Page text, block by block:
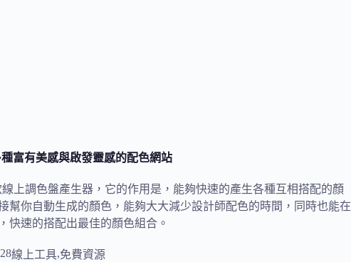
富有美感與啟發靈感的配色網站
上調色盤產生器，它的作用是，能夠快速的產生各種互相搭配的顏
幫你自動生成的顏色，能夠大大減少設計師配色的時間，同時也能在
快速的搭配出最佳的顏色組合。
線上工具,免費資源